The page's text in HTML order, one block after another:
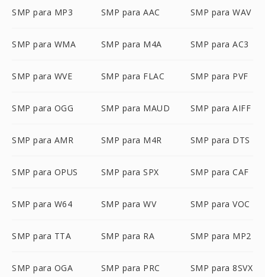
SMP para MP3 SMP para AAC SMP para WAV
SMP para WMA SMP para M4A SMP para AC3
SMP para WVE SMP para FLAC SMP para PVF
SMP para OGG SMP para MAUD SMP para AIFF
SMP para AMR SMP para M4R SMP para DTS
SMP para OPUS SMP para SPX SMP para CAF
SMP para W64 SMP para WV SMP para VOC
SMP para TTA SMP para RA SMP para MP2
SMP para OGA SMP para PRC SMP para 8SVX